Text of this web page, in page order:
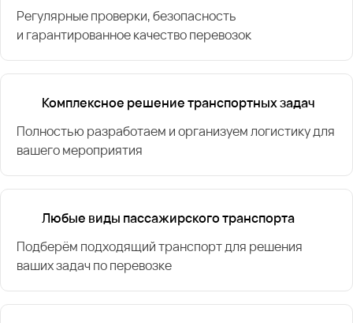
Регулярные проверки, безопасность
и гарантированное качество перевозок
Комплексное решение транспортных задач
Полностью разработаем и организуем логистику для
вашего мероприятия
Любые виды пассажирского транспорта
Подберём подходящий транспорт для решения
ваших задач по перевозке